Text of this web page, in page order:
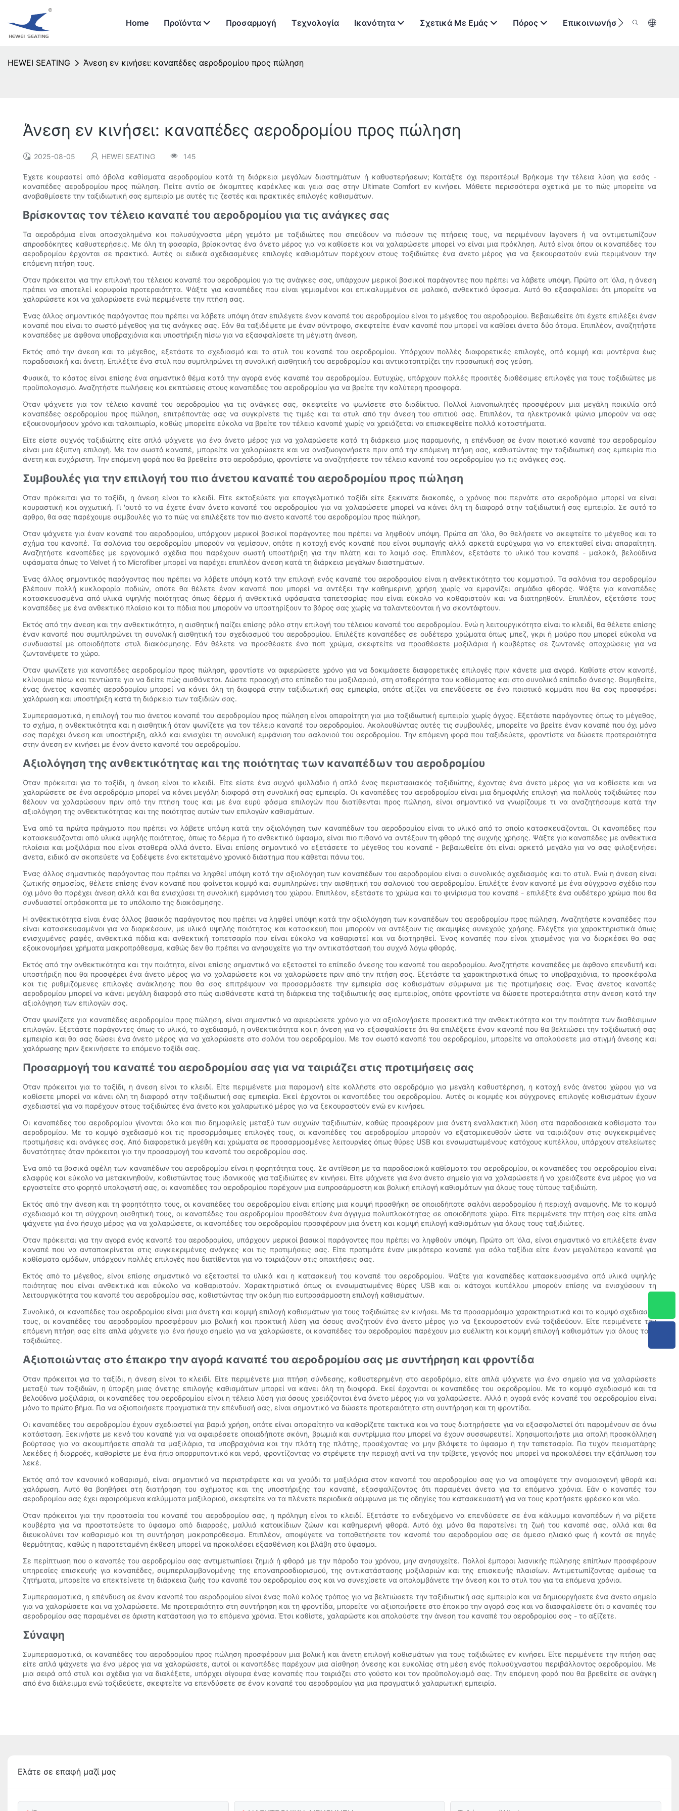
Home Προϊόντα Προσαρμογή Τεχνολογία Ικανότητα Σχετικά Με Εμάς Πόρος Επικοινωνήστε Μαζί Μας
HEWEI SEATING Άνεση εν κινήσει: καναπέδες αεροδρομίου προς πώληση
Άνεση εν κινήσει: καναπέδες αεροδρομίου προς πώληση
2025-08-05 HEWEI SEATING 145
Έχετε κουραστεί από άβολα καθίσματα αεροδρομίου κατά τη διάρκεια μεγάλων διαστημάτων ή καθυστερήσεων; Κοιτάξτε όχι περαιτέρω! Βρήκαμε την τέλεια λύση για εσάς -
καναπέδες αεροδρομίου προς πώληση. Πείτε αντίο σε άκαμπτες καρέκλες και γεια σας στην Ultimate Comfort εν κινήσει. Μάθετε περισσότερα σχετικά με το πώς μπορείτε να
αναβαθμίσετε την ταξιδιωτική σας εμπειρία με αυτές τις ζεστές και πρακτικές επιλογές καθισμάτων.
Βρίσκοντας τον τέλειο καναπέ του αεροδρομίου για τις ανάγκες σας
Τα αεροδρόμια είναι απασχολημένα και πολυσύχναστα μέρη γεμάτα με ταξιδιώτες που σπεύδουν να πιάσουν τις πτήσεις τους, να περιμένουν layovers ή να αντιμετωπίζουν
απροσδόκητες καθυστερήσεις. Με όλη τη φασαρία, βρίσκοντας ένα άνετο μέρος για να καθίσετε και να χαλαρώσετε μπορεί να είναι μια πρόκληση. Αυτό είναι όπου οι καναπέδες του
αεροδρομίου έρχονται σε πρακτικό. Αυτές οι ειδικά σχεδιασμένες επιλογές καθισμάτων παρέχουν στους ταξιδιώτες ένα άνετο μέρος για να ξεκουραστούν ενώ περιμένουν την
επόμενη πτήση τους.
Όταν πρόκειται για την επιλογή του τέλειου καναπέ του αεροδρομίου για τις ανάγκες σας, υπάρχουν μερικοί βασικοί παράγοντες που πρέπει να λάβετε υπόψη. Πρώτα απ 'όλα, η άνεση
πρέπει να αποτελεί κορυφαία προτεραιότητα. Ψάξτε για καναπέδες που είναι γεμισμένοι και επικαλυμμένοι σε μαλακό, ανθεκτικό ύφασμα. Αυτό θα εξασφαλίσει ότι μπορείτε να
χαλαρώσετε και να χαλαρώσετε ενώ περιμένετε την πτήση σας.
Ένας άλλος σημαντικός παράγοντας που πρέπει να λάβετε υπόψη όταν επιλέγετε έναν καναπέ του αεροδρομίου είναι το μέγεθος του αεροδρομίου. Βεβαιωθείτε ότι έχετε επιλέξει έναν
καναπέ που είναι το σωστό μέγεθος για τις ανάγκες σας. Εάν θα ταξιδέψετε με έναν σύντροφο, σκεφτείτε έναν καναπέ που μπορεί να καθίσει άνετα δύο άτομα. Επιπλέον, αναζητήστε
καναπέδες με άφθονα υποβραχιόνια και υποστήριξη πίσω για να εξασφαλίσετε τη μέγιστη άνεση.
Εκτός από την άνεση και το μέγεθος, εξετάστε το σχεδιασμό και το στυλ του καναπέ του αεροδρομίου. Υπάρχουν πολλές διαφορετικές επιλογές, από κομψή και μοντέρνα έως
παραδοσιακή και άνετη. Επιλέξτε ένα στυλ που συμπληρώνει τη συνολική αισθητική του αεροδρομίου και αντικατοπτρίζει την προσωπική σας γεύση.
Φυσικά, το κόστος είναι επίσης ένα σημαντικό θέμα κατά την αγορά ενός καναπέ του αεροδρομίου. Ευτυχώς, υπάρχουν πολλές προσιτές διαθέσιμες επιλογές για τους ταξιδιώτες με
προϋπολογισμό. Αναζητήστε πωλήσεις και εκπτώσεις στους καναπέδες του αεροδρομίου για να βρείτε την καλύτερη προσφορά.
Όταν ψάχνετε για τον τέλειο καναπέ του αεροδρομίου για τις ανάγκες σας, σκεφτείτε να ψωνίσετε στο διαδίκτυο. Πολλοί λιανοπωλητές προσφέρουν μια μεγάλη ποικιλία από
καναπέδες αεροδρομίου προς πώληση, επιτρέποντάς σας να συγκρίνετε τις τιμές και τα στυλ από την άνεση του σπιτιού σας. Επιπλέον, τα ηλεκτρονικά ψώνια μπορούν να σας
εξοικονομήσουν χρόνο και ταλαιπωρία, καθώς μπορείτε εύκολα να βρείτε τον τέλειο καναπέ χωρίς να χρειάζεται να επισκεφθείτε πολλά καταστήματα.
Είτε είστε συχνός ταξιδιώτης είτε απλά ψάχνετε για ένα άνετο μέρος για να χαλαρώσετε κατά τη διάρκεια μιας παραμονής, η επένδυση σε έναν ποιοτικό καναπέ του αεροδρομίου
είναι μια έξυπνη επιλογή. Με τον σωστό καναπέ, μπορείτε να χαλαρώσετε και να αναζωογονήσετε πριν από την επόμενη πτήση σας, καθιστώντας την ταξιδιωτική σας εμπειρία πιο
άνετη και ευχάριστη. Την επόμενη φορά που θα βρεθείτε στο αεροδρόμιο, φροντίστε να αναζητήσετε τον τέλειο καναπέ του αεροδρομίου για τις ανάγκες σας.
Συμβουλές για την επιλογή του πιο άνετου καναπέ του αεροδρομίου προς πώληση
Όταν πρόκειται για το ταξίδι, η άνεση είναι το κλειδί. Είτε εκτοξεύετε για επαγγελματικό ταξίδι είτε ξεκινάτε διακοπές, ο χρόνος που περνάτε στα αεροδρόμια μπορεί να είναι
κουραστική και αγχωτική. Γι 'αυτό το να έχετε έναν άνετο καναπέ του αεροδρομίου για να χαλαρώσετε μπορεί να κάνει όλη τη διαφορά στην ταξιδιωτική σας εμπειρία. Σε αυτό το
άρθρο, θα σας παρέχουμε συμβουλές για το πώς να επιλέξετε τον πιο άνετο καναπέ του αεροδρομίου προς πώληση.
Όταν ψάχνετε για έναν καναπέ του αεροδρομίου, υπάρχουν μερικοί βασικοί παράγοντες που πρέπει να ληφθούν υπόψη. Πρώτα απ 'όλα, θα θελήσετε να σκεφτείτε το μέγεθος και το
σχήμα του καναπέ. Τα σαλόνια του αεροδρομίου μπορούν να γεμίσουν, οπότε η κατοχή ενός καναπέ που είναι συμπαγής αλλά αρκετά ευρύχωρα για να επεκταθεί είναι απαραίτητη.
Αναζητήστε καναπέδες με εργονομικά σχέδια που παρέχουν σωστή υποστήριξη για την πλάτη και το λαιμό σας. Επιπλέον, εξετάστε το υλικό του καναπέ - μαλακά, βελούδινα
υφάσματα όπως το Velvet ή το Microfiber μπορεί να παρέχει επιπλέον άνεση κατά τη διάρκεια μεγάλων διαστημάτων.
Ένας άλλος σημαντικός παράγοντας που πρέπει να λάβετε υπόψη κατά την επιλογή ενός καναπέ του αεροδρομίου είναι η ανθεκτικότητα του κομματιού. Τα σαλόνια του αεροδρομίου
βλέπουν πολλή κυκλοφορία ποδιών, οπότε θα θέλετε έναν καναπέ που μπορεί να αντέξει την καθημερινή χρήση χωρίς να εμφανίζει σημάδια φθοράς. Ψάξτε για καναπέδες
κατασκευασμένα από υλικά υψηλής ποιότητας όπως δέρμα ή ανθεκτικά υφάσματα ταπετσαρίας που είναι εύκολο να καθαριστούν και να διατηρηθούν. Επιπλέον, εξετάστε τους
καναπέδες με ένα ανθεκτικό πλαίσιο και τα πόδια που μπορούν να υποστηρίξουν το βάρος σας χωρίς να ταλαντεύονται ή να σκοντάφτουν.
Εκτός από την άνεση και την ανθεκτικότητα, η αισθητική παίζει επίσης ρόλο στην επιλογή του τέλειου καναπέ του αεροδρομίου. Ενώ η λειτουργικότητα είναι το κλειδί, θα θέλετε επίσης
έναν καναπέ που συμπληρώνει τη συνολική αισθητική του σχεδιασμού του αεροδρομίου. Επιλέξτε καναπέδες σε ουδέτερα χρώματα όπως μπεζ, γκρι ή μαύρο που μπορεί εύκολα να
συνδυαστεί με οποιοδήποτε στυλ διακόσμησης. Εάν θέλετε να προσθέσετε ένα ποπ χρώμα, σκεφτείτε να προσθέσετε μαξιλάρια ή κουβέρτες σε ζωντανές αποχρώσεις για να
ζωντανέψετε το χώρο.
Όταν ψωνίζετε για καναπέδες αεροδρομίου προς πώληση, φροντίστε να αφιερώσετε χρόνο για να δοκιμάσετε διαφορετικές επιλογές πριν κάνετε μια αγορά. Καθίστε στον καναπέ,
κλίνουμε πίσω και τεντώστε για να δείτε πώς αισθάνεται. Δώστε προσοχή στο επίπεδο του μαξιλαριού, στη σταθερότητα του καθίσματος και στο συνολικό επίπεδο άνεσης. Θυμηθείτε,
ένας άνετος καναπές αεροδρομίου μπορεί να κάνει όλη τη διαφορά στην ταξιδιωτική σας εμπειρία, οπότε αξίζει να επενδύσετε σε ένα ποιοτικό κομμάτι που θα σας προσφέρει
χαλάρωση και υποστήριξη κατά τη διάρκεια των ταξιδιών σας.
Συμπερασματικά, η επιλογή του πιο άνετου καναπέ του αεροδρομίου προς πώληση είναι απαραίτητη για μια ταξιδιωτική εμπειρία χωρίς άγχος. Εξετάστε παράγοντες όπως το μέγεθος,
το σχήμα, η ανθεκτικότητα και η αισθητική όταν ψωνίζετε για τον τέλειο καναπέ του αεροδρομίου. Ακολουθώντας αυτές τις συμβουλές, μπορείτε να βρείτε έναν καναπέ που όχι μόνο
σας παρέχει άνεση και υποστήριξη, αλλά και ενισχύει τη συνολική εμφάνιση του σαλονιού του αεροδρομίου. Την επόμενη φορά που ταξιδεύετε, φροντίστε να δώσετε προτεραιότητα
στην άνεση εν κινήσει με έναν άνετο καναπέ του αεροδρομίου.
Αξιολόγηση της ανθεκτικότητας και της ποιότητας των καναπέδων του αεροδρομίου
Όταν πρόκειται για το ταξίδι, η άνεση είναι το κλειδί. Είτε είστε ένα συχνό φυλλάδιο ή απλά ένας περιστασιακός ταξιδιώτης, έχοντας ένα άνετο μέρος για να καθίσετε και να
χαλαρώσετε σε ένα αεροδρόμιο μπορεί να κάνει μεγάλη διαφορά στη συνολική σας εμπειρία. Οι καναπέδες του αεροδρομίου είναι μια δημοφιλής επιλογή για πολλούς ταξιδιώτες που
θέλουν να χαλαρώσουν πριν από την πτήση τους και με ένα ευρύ φάσμα επιλογών που διατίθενται προς πώληση, είναι σημαντικό να γνωρίζουμε τι να αναζητήσουμε κατά την
αξιολόγηση της ανθεκτικότητας και της ποιότητας αυτών των επιλογών καθισμάτων.
Ένα από τα πρώτα πράγματα που πρέπει να λάβετε υπόψη κατά την αξιολόγηση των καναπέδων του αεροδρομίου είναι το υλικό από το οποίο κατασκευάζονται. Οι καναπέδες που
κατασκευάζονται από υλικά υψηλής ποιότητας, όπως το δέρμα ή το ανθεκτικό ύφασμα, είναι πιο πιθανό να αντέξουν τη φθορά της συχνής χρήσης. Ψάξτε για καναπέδες με ανθεκτικά
πλαίσια και μαξιλάρια που είναι σταθερά αλλά άνετα. Είναι επίσης σημαντικό να εξετάσετε το μέγεθος του καναπέ - βεβαιωθείτε ότι είναι αρκετά μεγάλο για να σας φιλοξενήσει
άνετα, ειδικά αν σκοπεύετε να ξοδέψετε ένα εκτεταμένο χρονικό διάστημα που κάθεται πάνω του.
Ένας άλλος σημαντικός παράγοντας που πρέπει να ληφθεί υπόψη κατά την αξιολόγηση των καναπέδων του αεροδρομίου είναι ο συνολικός σχεδιασμός και το στυλ. Ενώ η άνεση είναι
ζωτικής σημασίας, θέλετε επίσης έναν καναπέ που φαίνεται κομψό και συμπληρώνει την αισθητική του σαλονιού του αεροδρομίου. Επιλέξτε έναν καναπέ με ένα σύγχρονο σχέδιο που
όχι μόνο θα παρέχει άνεση αλλά και θα ενισχύσει τη συνολική εμφάνιση του χώρου. Επιπλέον, εξετάστε το χρώμα και το φινίρισμα του καναπέ - επιλέξτε ένα ουδέτερο χρώμα που θα
συνδυαστεί απρόσκοπτα με το υπόλοιπο της διακόσμησης.
Η ανθεκτικότητα είναι ένας άλλος βασικός παράγοντας που πρέπει να ληφθεί υπόψη κατά την αξιολόγηση των καναπέδων του αεροδρομίου προς πώληση. Αναζητήστε καναπέδες που
είναι κατασκευασμένοι για να διαρκέσουν, με υλικά υψηλής ποιότητας και κατασκευή που μπορούν να αντέξουν τις ακαμψίες συνεχούς χρήσης. Ελέγξτε για χαρακτηριστικά όπως
ενισχυμένες ραφές, ανθεκτικά πόδια και ανθεκτική ταπετσαρία που είναι εύκολο να καθαριστεί και να διατηρηθεί. Ένας καναπές που είναι χτισμένος για να διαρκέσει θα σας
εξοικονομήσει χρήματα μακροπρόθεσμα, καθώς δεν θα πρέπει να ανησυχείτε για την αντικατάστασή του συχνά λόγω φθοράς.
Εκτός από την ανθεκτικότητα και την ποιότητα, είναι επίσης σημαντικό να εξεταστεί το επίπεδο άνεσης του καναπέ του αεροδρομίου. Αναζητήστε καναπέδες με άφθονο επενδυτή και
υποστήριξη που θα προσφέρει ένα άνετο μέρος για να χαλαρώσετε και να χαλαρώσετε πριν από την πτήση σας. Εξετάστε τα χαρακτηριστικά όπως τα υποβραχιόνια, τα προσκέφαλα
και τις ρυθμιζόμενες επιλογές ανάκλησης που θα σας επιτρέψουν να προσαρμόσετε την εμπειρία σας καθισμάτων σύμφωνα με τις προτιμήσεις σας. Ένας άνετος καναπές
αεροδρομίου μπορεί να κάνει μεγάλη διαφορά στο πώς αισθάνεστε κατά τη διάρκεια της ταξιδιωτικής σας εμπειρίας, οπότε φροντίστε να δώσετε προτεραιότητα στην άνεση κατά την
αξιολόγηση των επιλογών σας.
Όταν ψωνίζετε για καναπέδες αεροδρομίου προς πώληση, είναι σημαντικό να αφιερώσετε χρόνο για να αξιολογήσετε προσεκτικά την ανθεκτικότητα και την ποιότητα των διαθέσιμων
επιλογών. Εξετάστε παράγοντες όπως το υλικό, το σχεδιασμό, η ανθεκτικότητα και η άνεση για να εξασφαλίσετε ότι θα επιλέξετε έναν καναπέ που θα βελτιώσει την ταξιδιωτική σας
εμπειρία και θα σας δώσει ένα άνετο μέρος για να χαλαρώσετε στο σαλόνι του αεροδρομίου. Με τον σωστό καναπέ του αεροδρομίου, μπορείτε να απολαύσετε μια στιγμή άνεσης και
χαλάρωσης πριν ξεκινήσετε το επόμενο ταξίδι σας.
Προσαρμογή του καναπέ του αεροδρομίου σας για να ταιριάζει στις προτιμήσεις σας
Όταν πρόκειται για το ταξίδι, η άνεση είναι το κλειδί. Είτε περιμένετε μια παραμονή είτε κολλήστε στο αεροδρόμιο για μεγάλη καθυστέρηση, η κατοχή ενός άνετου χώρου για να
καθίσετε μπορεί να κάνει όλη τη διαφορά στην ταξιδιωτική σας εμπειρία. Εκεί έρχονται οι καναπέδες του αεροδρομίου. Αυτές οι κομψές και σύγχρονες επιλογές καθισμάτων έχουν
σχεδιαστεί για να παρέχουν στους ταξιδιώτες ένα άνετο και χαλαρωτικό μέρος για να ξεκουραστούν ενώ εν κινήσει.
Οι καναπέδες του αεροδρομίου γίνονται όλο και πιο δημοφιλείς μεταξύ των συχνών ταξιδιωτών, καθώς προσφέρουν μια άνετη εναλλακτική λύση στα παραδοσιακά καθίσματα του
αεροδρομίου. Με το κομψό σχεδιασμό και τις προσαρμόσιμες επιλογές τους, οι καναπέδες του αεροδρομίου μπορούν να εξατομικευθούν ώστε να ταιριάζουν στις συγκεκριμένες
προτιμήσεις και ανάγκες σας. Από διαφορετικά μεγέθη και χρώματα σε προσαρμοσμένες λειτουργίες όπως θύρες USB και ενσωματωμένους κατόχους κυπέλλου, υπάρχουν ατελείωτες
δυνατότητες όταν πρόκειται για την προσαρμογή του καναπέ του αεροδρομίου σας.
Ένα από τα βασικά οφέλη των καναπέδων του αεροδρομίου είναι η φορητότητα τους. Σε αντίθεση με τα παραδοσιακά καθίσματα του αεροδρομίου, οι καναπέδες του αεροδρομίου είναι
ελαφρύς και εύκολο να μετακινηθούν, καθιστώντας τους ιδανικούς για ταξιδιώτες εν κινήσει. Είτε ψάχνετε για ένα άνετο σημείο για να χαλαρώσετε ή να χρειάζεστε ένα μέρος για να
εργαστείτε στο φορητό υπολογιστή σας, οι καναπέδες του αεροδρομίου παρέχουν μια ευπροσάρμοστη και βολική επιλογή καθισμάτων για όλους τους τύπους ταξιδιώτη.
Εκτός από την άνεση και τη φορητότητα τους, οι καναπέδες του αεροδρομίου είναι επίσης μια κομψή προσθήκη σε οποιοδήποτε σαλόνι αεροδρομίου ή περιοχή αναμονής. Με το κομψό
σχεδιασμό και τη σύγχρονη αισθητική τους, οι καναπέδες του αεροδρομίου προσθέτουν ένα άγγιγμα πολυπλοκότητας σε οποιοδήποτε χώρο. Είτε περιμένετε την πτήση σας είτε απλά
ψάχνετε για ένα ήσυχο μέρος για να χαλαρώσετε, οι καναπέδες του αεροδρομίου προσφέρουν μια άνετη και κομψή επιλογή καθισμάτων για όλους τους ταξιδιώτες.
Όταν πρόκειται για την αγορά ενός καναπέ του αεροδρομίου, υπάρχουν μερικοί βασικοί παράγοντες που πρέπει να ληφθούν υπόψη. Πρώτα απ 'όλα, είναι σημαντικό να επιλέξετε έναν
καναπέ που να ανταποκρίνεται στις συγκεκριμένες ανάγκες και τις προτιμήσεις σας. Είτε προτιμάτε έναν μικρότερο καναπέ για σόλο ταξίδια είτε έναν μεγαλύτερο καναπέ για
καθίσματα ομάδων, υπάρχουν πολλές επιλογές που διατίθενται για να ταιριάζουν στις απαιτήσεις σας.
Εκτός από το μέγεθος, είναι επίσης σημαντικό να εξεταστεί τα υλικά και η κατασκευή του καναπέ του αεροδρομίου. Ψάξτε για καναπέδες κατασκευασμένα από υλικά υψηλής
ποιότητας που είναι ανθεκτικά και εύκολο να καθαριστούν. Χαρακτηριστικά όπως οι ενσωματωμένες θύρες USB και οι κάτοχοι κυπέλλου μπορούν επίσης να ενισχύσουν τη
λειτουργικότητα του καναπέ του αεροδρομίου σας, καθιστώντας την ακόμη πιο ευπροσάρμοστη επιλογή καθισμάτων.
Συνολικά, οι καναπέδες του αεροδρομίου είναι μια άνετη και κομψή επιλογή καθισμάτων για τους ταξιδιώτες εν κινήσει. Με τα προσαρμόσιμα χαρακτηριστικά και το κομψό σχεδιασμό
τους, οι καναπέδες του αεροδρομίου προσφέρουν μια βολική και πρακτική λύση για όσους αναζητούν ένα άνετο μέρος για να ξεκουραστούν ενώ ταξιδεύουν. Είτε περιμένετε την
επόμενη πτήση σας είτε απλά ψάχνετε για ένα ήσυχο σημείο για να χαλαρώσετε, οι καναπέδες του αεροδρομίου παρέχουν μια ευέλικτη και κομψή επιλογή καθισμάτων για όλους τους
ταξιδιώτες.
Αξιοποιώντας στο έπακρο την αγορά καναπέ του αεροδρομίου σας με συντήρηση και φροντίδα
Όταν πρόκειται για το ταξίδι, η άνεση είναι το κλειδί. Είτε περιμένετε μια πτήση σύνδεσης, καθυστερημένη στο αεροδρόμιο, είτε απλά ψάχνετε για ένα σημείο για να χαλαρώσετε
μεταξύ των ταξιδιών, η ύπαρξη μιας άνετης επιλογής καθισμάτων μπορεί να κάνει όλη τη διαφορά. Εκεί έρχονται οι καναπέδες του αεροδρομίου. Με το κομψό σχεδιασμό και τα
βελούδινα μαξιλάρια, οι καναπέδες του αεροδρομίου είναι η τέλεια λύση για όσους χρειάζονται ένα άνετο μέρος για να χαλαρώσετε. Αλλά η αγορά ενός καναπέ του αεροδρομίου είναι
μόνο το πρώτο βήμα. Για να αξιοποιήσετε πραγματικά την επένδυσή σας, είναι σημαντικό να δώσετε προτεραιότητα στη συντήρηση και τη φροντίδα.
Οι καναπέδες του αεροδρομίου έχουν σχεδιαστεί για βαριά χρήση, οπότε είναι απαραίτητο να καθαρίζετε τακτικά και να τους διατηρήσετε για να εξασφαλιστεί ότι παραμένουν σε άνω
κατάσταση. Ξεκινήστε με κενό του καναπέ για να αφαιρέσετε οποιαδήποτε σκόνη, βρωμιά και συντρίμμια που μπορεί να έχουν συσσωρευτεί. Χρησιμοποιήστε μια απαλή προσκόλληση
βούρτσας για να ακουμπήσετε απαλά τα μαξιλάρια, τα υποβραχιόνια και την πλάτη της πλάτης, προσέχοντας να μην βλάψετε το ύφασμα ή την ταπετσαρία. Για τυχόν πεισματάρης
λεκέδες ή διαρροές, καθαρίστε με ένα ήπιο απορρυπαντικό και νερό, φροντίζοντας να στρέψετε την περιοχή αντί να την τρίβετε, γεγονός που μπορεί να προκαλέσει την εξάπλωση του
λεκέ.
Εκτός από τον κανονικό καθαρισμό, είναι σημαντικό να περιστρέφετε και να χνούδι τα μαξιλάρια στον καναπέ του αεροδρομίου σας για να αποφύγετε την ανομοιογενή φθορά και
χαλάρωση. Αυτό θα βοηθήσει στη διατήρηση του σχήματος και της υποστήριξης του καναπέ, εξασφαλίζοντας ότι παραμένει άνετα για τα επόμενα χρόνια. Εάν ο καναπές του
αεροδρομίου σας έχει αφαιρούμενα καλύμματα μαξιλαριού, σκεφτείτε να τα πλένετε περιοδικά σύμφωνα με τις οδηγίες του κατασκευαστή για να τους κρατήσετε φρέσκο ​​και νέο.
Όταν πρόκειται για την προστασία του καναπέ του αεροδρομίου σας, η πρόληψη είναι το κλειδί. Εξετάστε το ενδεχόμενο να επενδύσετε σε ένα κάλυμμα καναπέδων ή να ρίξετε
κουβέρτα για να προστατεύετε το ύφασμα από διαρροές, μαλλιά κατοικίδιων ζώων και καθημερινή φθορά. Αυτό όχι μόνο θα παρατείνει τη ζωή του καναπέ σας, αλλά και θα
διευκολύνει τον καθαρισμό και τη συντήρηση μακροπρόθεσμα. Επιπλέον, αποφύγετε να τοποθετήσετε τον καναπέ του αεροδρομίου σας σε άμεσο ηλιακό φως ή κοντά σε πηγές
θερμότητας, καθώς η παρατεταμένη έκθεση μπορεί να προκαλέσει εξασθένιση και βλάβη στο ύφασμα.
Σε περίπτωση που ο καναπές του αεροδρομίου σας αντιμετωπίσει ζημιά ή φθορά με την πάροδο του χρόνου, μην ανησυχείτε. Πολλοί έμποροι λιανικής πώλησης επίπλων προσφέρουν
υπηρεσίες επισκευής για καναπέδες, συμπεριλαμβανομένης της επαναπροσδιορισμού, της αντικατάστασης μαξιλαριών και της επισκευής πλαισίων. Αντιμετωπίζοντας αμέσως τα
ζητήματα, μπορείτε να επεκτείνετε τη διάρκεια ζωής του καναπέ του αεροδρομίου σας και να συνεχίσετε να απολαμβάνετε την άνεση και το στυλ του για τα επόμενα χρόνια.
Συμπερασματικά, η επένδυση σε έναν καναπέ του αεροδρομίου είναι ένας πολύ καλός τρόπος για να βελτιώσετε την ταξιδιωτική σας εμπειρία και να δημιουργήσετε ένα άνετο σημείο
για να χαλαρώσετε και να χαλαρώσετε. Με προτεραιότητα στη συντήρηση και τη φροντίδα, μπορείτε να αξιοποιήσετε στο έπακρο την αγορά σας και να διασφαλίσετε ότι ο καναπές του
αεροδρομίου σας παραμένει σε άριστη κατάσταση για τα επόμενα χρόνια. Έτσι καθίστε, χαλαρώστε και απολαύστε την άνεση του καναπέ του αεροδρομίου σας - το αξίζετε.
Σύναψη
Συμπερασματικά, οι καναπέδες του αεροδρομίου προς πώληση προσφέρουν μια βολική και άνετη επιλογή καθισμάτων για τους ταξιδιώτες εν κινήσει. Είτε περιμένετε την πτήση σας
είτε απλά ψάχνετε για ένα μέρος για να χαλαρώσετε, αυτοί οι καναπέδες παρέχουν μια αίσθηση άνεσης και ευκολίας στη μέση ενός πολυσύχναστου περιβάλλοντος αεροδρομίου. Με
μια σειρά από στυλ και σχέδια για να διαλέξετε, υπάρχει σίγουρα ένας καναπές που ταιριάζει στο γούστο και τον προϋπολογισμό σας. Την επόμενη φορά που θα βρεθείτε σε ανάγκη
από ένα διάλειμμα ενώ ταξιδεύετε, σκεφτείτε να επενδύσετε σε έναν καναπέ του αεροδρομίου για μια πραγματικά χαλαρωτική εμπειρία.
Ελάτε σε επαφή μαζί μας